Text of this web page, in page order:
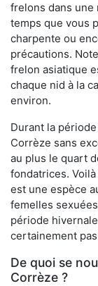
frelons dans une
temps que vous
charpente ou
précautions.
frelon asiatique
chaque nid à la
environ.
Durant la
Corrèze sans
au plus le quart
fondatrices.
est une espèce
femelles
période
certainement
De quoi se
Corrèze ?